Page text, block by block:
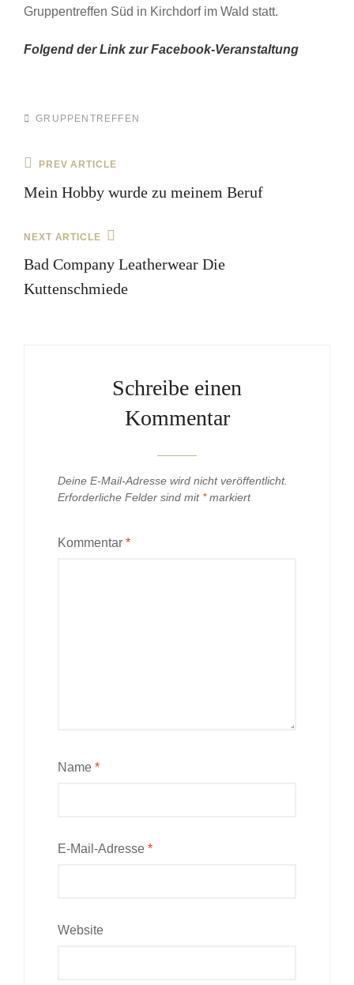
Gruppentreffen Süd in Kirchdorf im Wald statt.
Folgend der Link zur Facebook-Veranstaltung
CATEGORIES
GRUPPENTREFFEN
Beitragsnavigation
Previous
PREV ARTICLE
Mein Hobby wurde zu meinem Beruf
Next
Post
NEXT ARTICLE
Bad Company Leatherwear Die
Kuttenschmiede
Schreibe einen
Kommentar
Deine E-Mail-Adresse wird nicht veröffentlicht.
Erforderliche Felder sind mit *markiert
Kommentar *
Name *
E-Mail-Adresse *
Website